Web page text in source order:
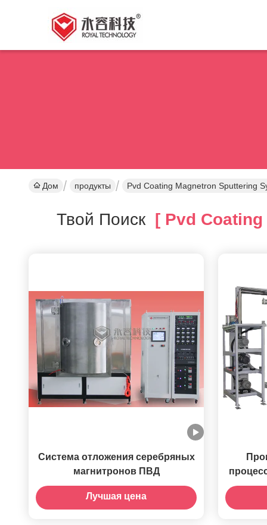
Дом продукты Pvd Coating Magnetron Sputtering
Твой Поиск [ Pvd
Система отложения серебряных
магнитронов ПВД
Лучшая цена